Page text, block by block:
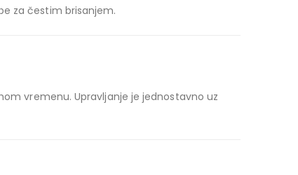
za čestim brisanjem.
vremenu. Upravljanje je jednostavno uz